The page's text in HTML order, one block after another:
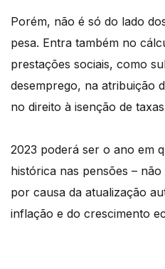
Porém, não é só do lado
pesa. Entra também no
prestações sociais, como
desemprego, na atribuição
no direito à isenção de
2023 poderá ser o ano em
histórica nas pensões –
por causa da atualização
inflação e do crescimento